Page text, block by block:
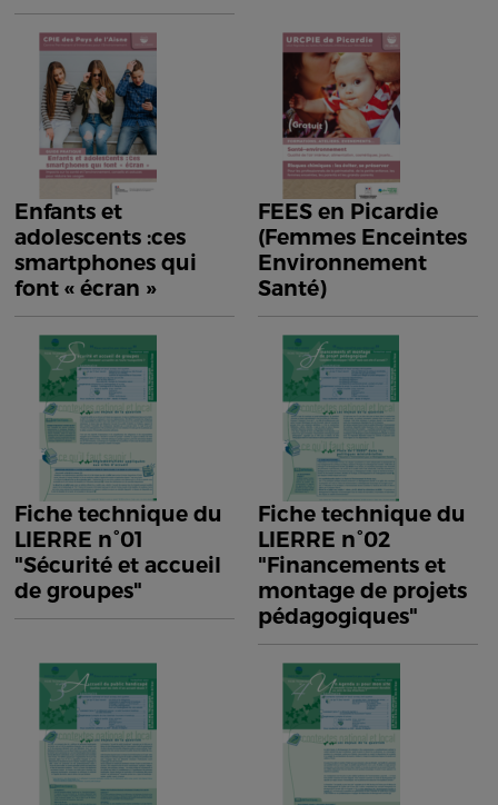
Enfants et
adolescents :ces
smartphones qui
font « écran »
FEES en Picardie
(Femmes Enceintes
Environnement
Santé)
Fiche technique du
LIERRE n°01
"Sécurité et accueil
de groupes"
Fiche technique du
LIERRE n°02
"Financements et
montage de projets
pédagogiques"